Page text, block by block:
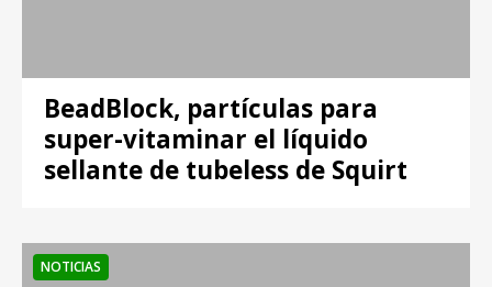
BeadBlock, partículas para
super-vitaminar el líquido
sellante de tubeless de Squirt
NOTICIAS